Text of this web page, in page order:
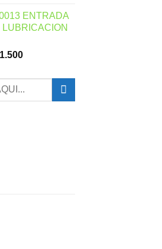
ENTRADA
LUBRICACION